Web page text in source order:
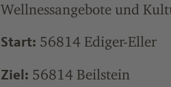
Wellnessangebote und
Start: 56814 Ediger-Eller
Ziel: 56814 Beilstein